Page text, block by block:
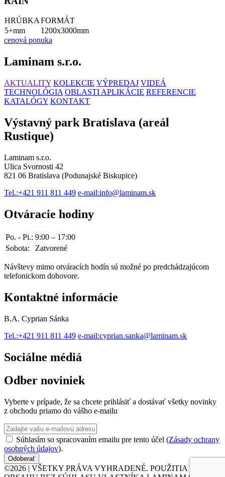
HRÚBKAFORMÁT
5+mm
1200x3000mm
cenová ponuka
Laminam s.r.o.
AKTUALITY KOLEKCIE VÝPREDAJ VIDEÁ
TECHNOLÓGIA OBLASTI APLIKÁCIE REFERENCIE
KATALÓGY KONTAKT
Výstavný park Bratislava (areál
Rustique)
Laminam s.r.o.
Ulica Svornosti 42
821 06 Bratislava (Podunajské Biskupice)
Tel.:+421 911 811 449 e-mail:info@laminam.sk
Otváracie hodiny
Po. - Pi.: 9:00 – 17:00
Sobota:
Zatvorené
Návštevy mimo otváracích hodín sú možné po predchádzajúcom
telefonickom dohovore.
Kontaktné informácie
B.A. Cyprian Sánka
Tel.:+421 911 811 449 e-mail:cyprian.sanka@laminam.sk
Sociálne médiá
Odber noviniek
Vyberte v prípade, že sa chcete prihlásiť a dostávať všetky novinky
z obchodu priamo do vášho e-mailu
Súhlasím so spracovaním emailu pre tento účel (Zásady ochrany
osobných údajov).
Odoberať
©2026 | VŠETKY PRÁVA VYHRADENÉ. POUŽITIA